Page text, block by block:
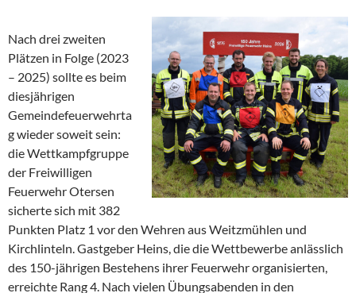
Nach drei zweiten
Plätzen in Folge (2023
– 2025) sollte es beim
diesjährigen
Gemeindefeuerwehrta
g wieder soweit sein:
die Wettkampfgruppe
der Freiwilligen
Feuerwehr Otersen
sicherte sich mit 382
Punkten Platz 1 vor den Wehren aus Weitzmühlen und
Kirchlinteln. Gastgeber Heins, die die Wettbewerbe anlässlich
des 150-jährigen Bestehens ihrer Feuerwehr organisierten,
erreichte Rang 4. Nach vielen Übungsabenden in den